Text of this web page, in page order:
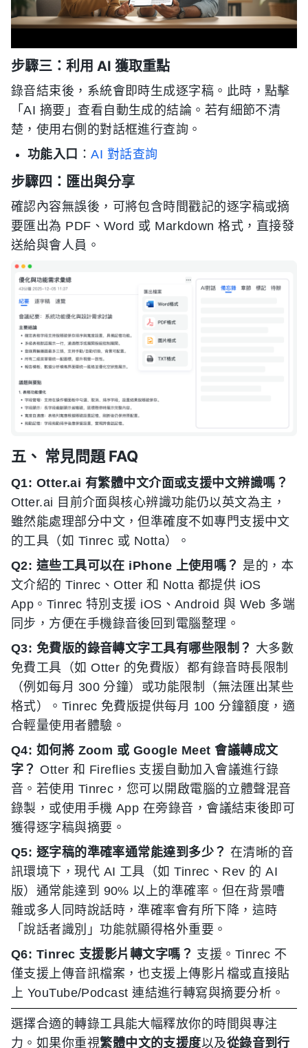
步驟三：利用 AI 獲取重點
錄音結束後，系統會即時生成逐字稿。此時，點擊
「AI 摘要」查看自動生成的結論。若有細節不清
楚，使用右側的對話框進行查詢。
功能入口 ：AI 對話查詢
步驟四：匯出與分享
確認內容無誤後，可將包含時間戳記的逐字稿或摘
要匯出為 PDF、Word 或 Markdown 格式，直接發
送給與會人員。
五、 常見問題 FAQ
Q1: Otter.ai 有繁體中文介面或支援中文辨識嗎？
Otter.ai 目前介面與核心辨識功能仍以英文為主，
雖然能處理部分中文，但準確度不如專門支援中文
的工具（如 Tinrec 或 Notta）。
Q2: 這些工具可以在 iPhone 上使用嗎？ 是的，本
文介紹的 Tinrec、Otter 和 Notta 都提供 iOS
App。Tinrec 特別支援 iOS、Android 與 Web 多端
同步，方便在手機錄音後回到電腦整理。
Q3: 免費版的錄音轉文字工具有哪些限制？ 大多數
免費工具（如 Otter 的免費版）都有錄音時長限制
（例如每月 300 分鐘）或功能限制（無法匯出某些
格式）。Tinrec 免費版提供每月 100 分鐘額度，適
合輕量使用者體驗。
Q4: 如何將 Zoom 或 Google Meet 會議轉成文
字？ Otter 和 Fireflies 支援自動加入會議進行錄
音。若使用 Tinrec，您可以開啟電腦的立體聲混音
錄製，或使用手機 App 在旁錄音，會議結束後即可
獲得逐字稿與摘要。
Q5: 逐字稿的準確率通常能達到多少？ 在清晰的音
訊環境下，現代 AI 工具（如 Tinrec、Rev 的 AI
版）通常能達到 90% 以上的準確率。但在背景嘈
雜或多人同時說話時，準確率會有所下降，這時
「說話者識別」功能就顯得格外重要。
Q6: Tinrec 支援影片轉文字嗎？ 支援。Tinrec 不
僅支援上傳音訊檔案，也支援上傳影片檔或直接貼
上 YouTube/Podcast 連結進行轉寫與摘要分析。
選擇合適的轉錄工具能大幅釋放你的時間與專注
力。如果你重視繁體中文的支援度以及從錄音到行